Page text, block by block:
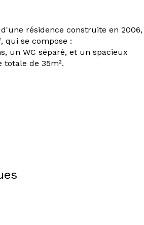
résidence construite en 2006,
qui se compose :
un WC séparé, et un spacieux
de 35m².